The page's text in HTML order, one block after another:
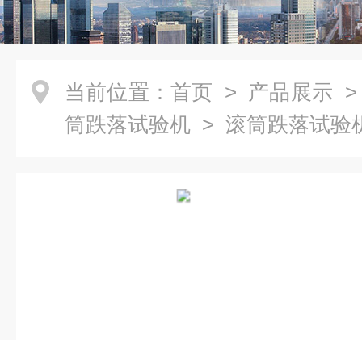
当前位置： 首页 > 产品展示
筒跌落试验机 > 滚筒跌落试验